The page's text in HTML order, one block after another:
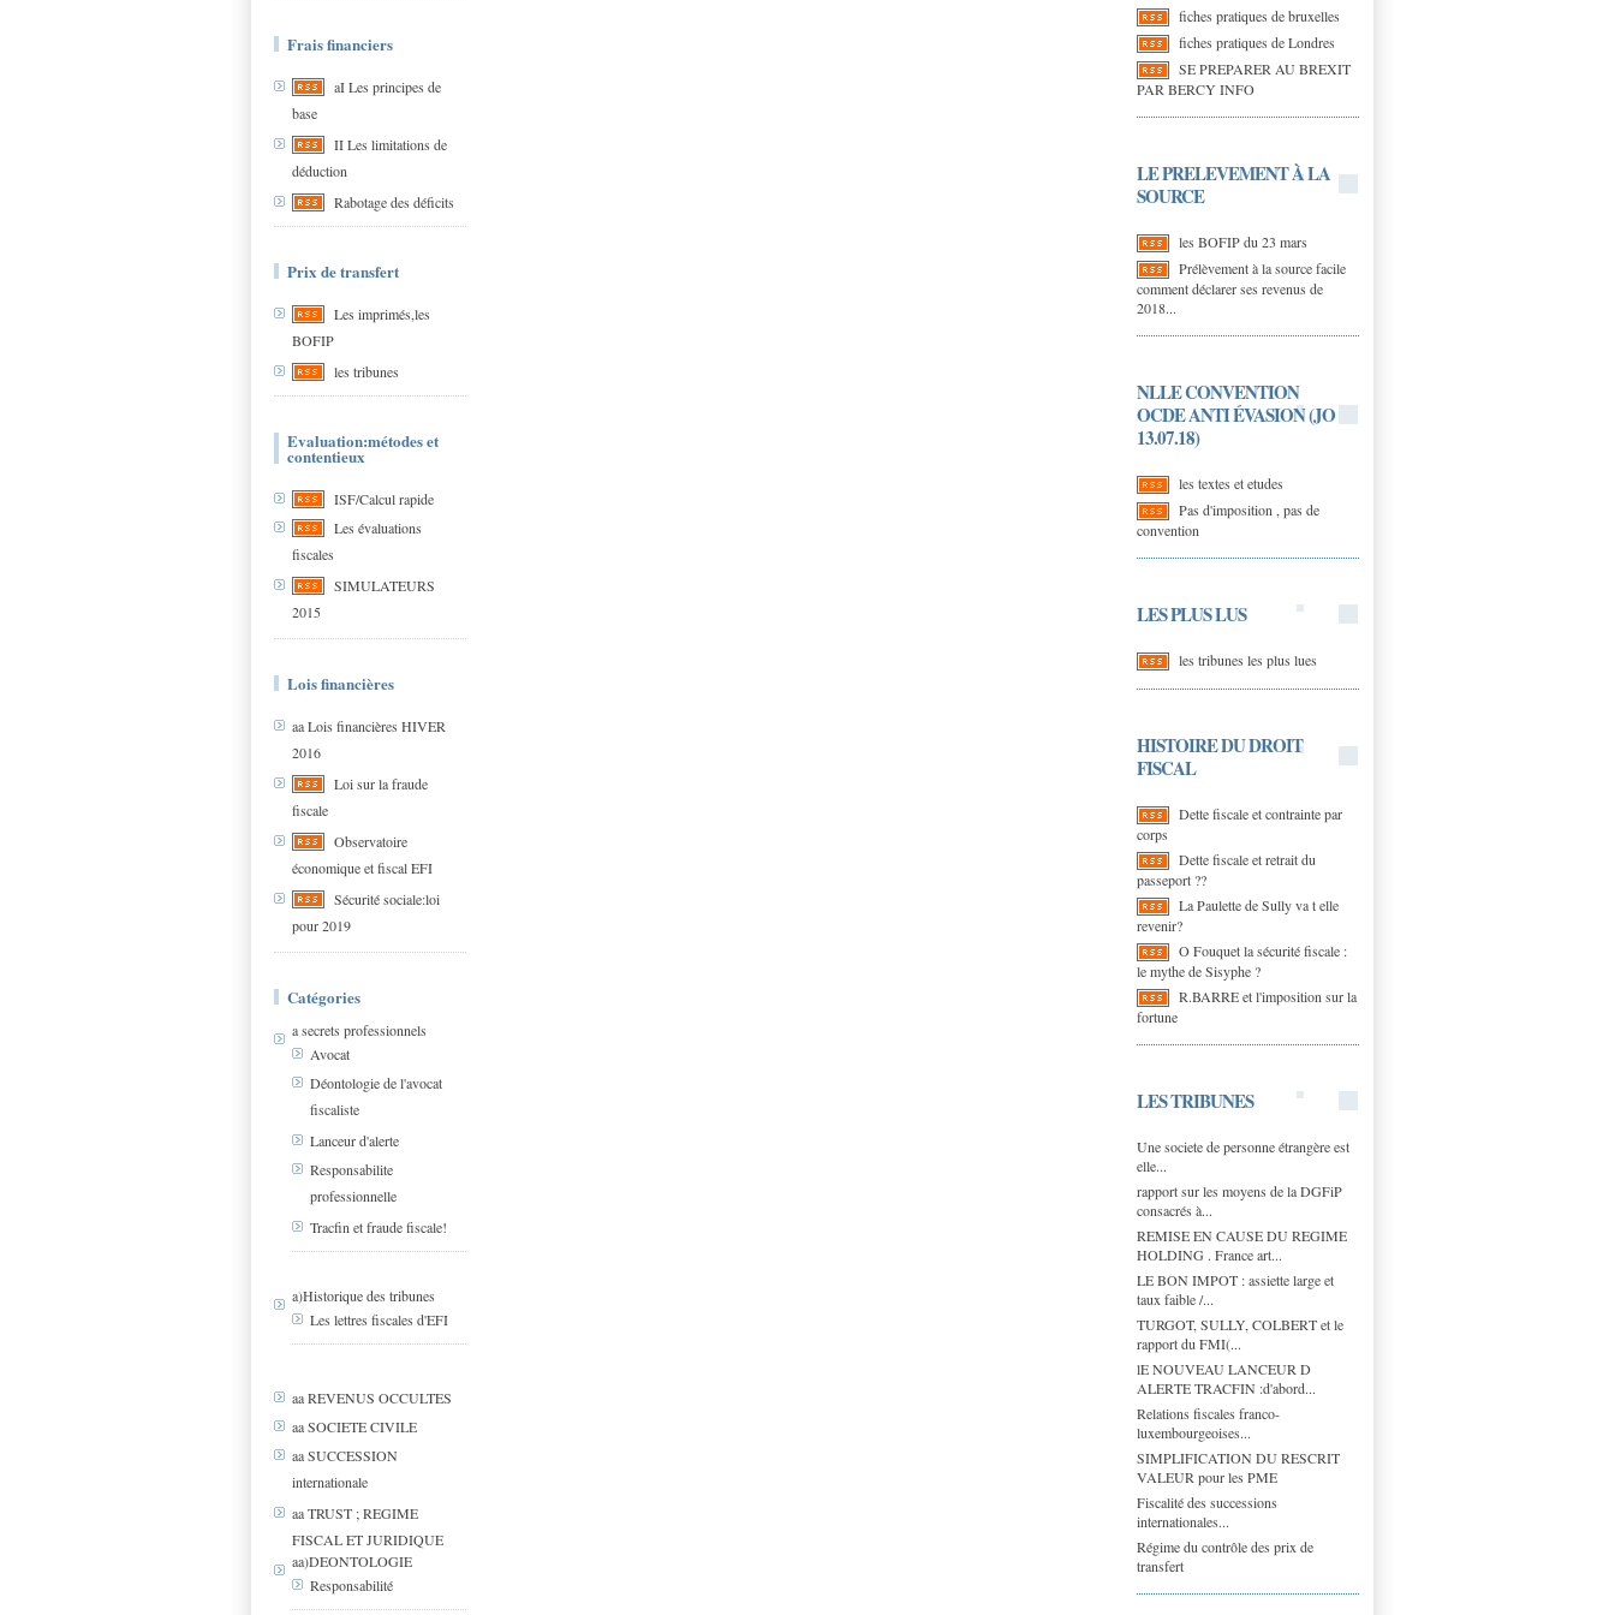
Frais financiers
aI Les principes de
base
II Les limitations de
déduction
Rabotage des déficits
Prix de transfert
Les imprimés,les
BOFIP
les tribunes
Evaluation:métodes et
contentieux
ISF/Calcul rapide
Les évaluations
fiscales
SIMULATEURS
2015
Lois financières
aa Lois financières HIVER
2016
Loi sur la fraude
fiscale
Observatoire
économique et fiscal EFI
Sécurité sociale:loi
pour 2019
Catégories
a secrets professionnels
Avocat
Déontologie de l'avocat
fiscaliste
Lanceur d'alerte
Responsabilite
professionnelle
Tracfin et fraude fiscale!
a)Historique des tribunes
Les lettres fiscales d'EFI
aa REVENUS OCCULTES
aa SOCIETE CIVILE
aa SUCCESSION
internationale
aa TRUST ; REGIME
FISCAL ET JURIDIQUE
aa)DEONTOLOGIE
Responsabilité
fiches pratiques de bruxelles
fiches pratiques de Londres
SE PREPARER AU BREXIT
PAR BERCY INFO
LE PRELEVEMENT À LA
SOURCE
les BOFIP du 23 mars
Prélèvement à la source facile
comment déclarer ses revenus de
2018...
NLLE CONVENTION
OCDE ANTI ÉVASION (JO
13.07.18)
les textes et etudes
Pas d'imposition , pas de
convention
LES PLUS LUS
les tribunes les plus lues
HISTOIRE DU DROIT
FISCAL
Dette fiscale et contrainte par
corps
Dette fiscale et retrait du
passeport ??
La Paulette de Sully va t elle
revenir?
O Fouquet la sécurité fiscale :
le mythe de Sisyphe ?
R.BARRE et l'imposition sur la
fortune
LES TRIBUNES
Une societe de personne étrangère est
elle...
rapport sur les moyens de la DGFiP
consacrés à...
REMISE EN CAUSE DU REGIME
HOLDING . France art...
LE BON IMPOT : assiette large et
taux faible /...
TURGOT, SULLY, COLBERT et le
rapport du FMI(...
lE NOUVEAU LANCEUR D
ALERTE TRACFIN :d'abord...
Relations fiscales franco-
luxembourgeoises...
SIMPLIFICATION DU RESCRIT
VALEUR pour les PME
Fiscalité des successions
internationales...
Régime du contrôle des prix de
transfert